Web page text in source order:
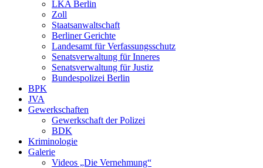
LKA Berlin
Zoll
Staatsanwaltschaft
Berliner Gerichte
Landesamt für Verfassungsschutz
Senatsverwaltung für Inneres
Senatsverwaltung für Justiz
Bundespolizei Berlin
BPK
JVA
Gewerkschaften
Gewerkschaft der Polizei
BDK
Kriminologie
Galerie
Videos „Die Vernehmung“